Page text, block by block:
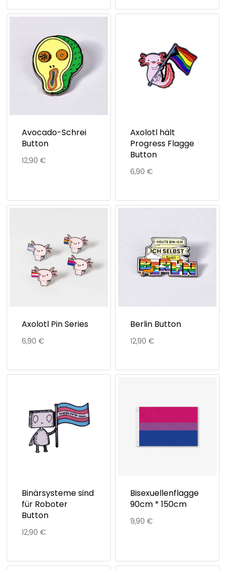
Avocado-Schrei
Button
12,90 €
Axolotl hält
Progress Flagge
Button
6,90 €
Axolotl Pin Series
6,90 €
Berlin Button
12,90 €
Binärsysteme sind
für Roboter
Button
12,90 €
Bisexuellenflagge
90cm * 150cm
9,90 €